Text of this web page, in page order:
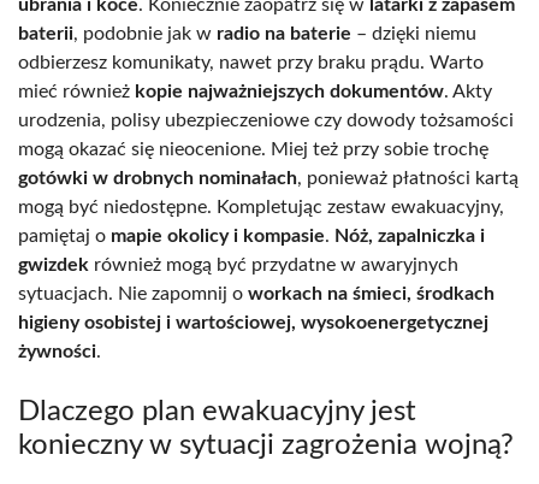
ubrania i koce. Koniecznie zaopatrz się w latarki z zapasem
baterii, podobnie jak w radio na baterie – dzięki niemu
odbierzesz komunikaty, nawet przy braku prądu. Warto
mieć również kopie najważniejszych dokumentów. Akty
urodzenia, polisy ubezpieczeniowe czy dowody tożsamości
mogą okazać się nieocenione. Miej też przy sobie trochę
gotówki w drobnych nominałach, ponieważ płatności kartą
mogą być niedostępne. Kompletując zestaw ewakuacyjny,
pamiętaj o mapie okolicy i kompasie. Nóż, zapalniczka i
gwizdek również mogą być przydatne w awaryjnych
sytuacjach. Nie zapomnij o workach na śmieci, środkach
higieny osobistej i wartościowej, wysokoenergetycznej
żywności.
Dlaczego plan ewakuacyjny jest
konieczny w sytuacji zagrożenia wojną?